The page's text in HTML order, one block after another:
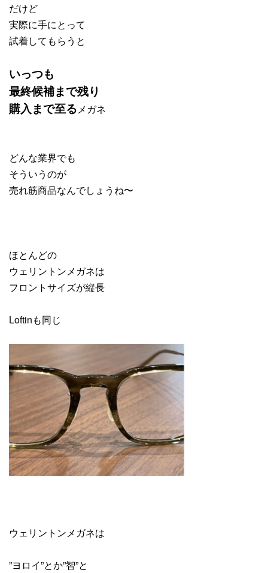
だけど
実際に手にとって
試着してもらうと
いっつも
最終候補まで残り
購入まで至るメガネ
どんな業界でも
そういうのが
売れ筋商品なんでしょうね〜
ほとんどの
ウェリントンメガネは
フロントサイズが縦長
Loftinも同じ
ウェリントンメガネは
”ヨロイ”とか”智”と